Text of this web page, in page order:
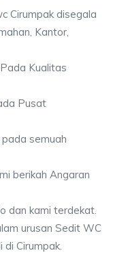
Cirumpak disegala
Kantor,
Kualitas
Pusat
semuah
berikah Angaran
dan kami terdekat.
urusan Sedit WC
Cirumpak.